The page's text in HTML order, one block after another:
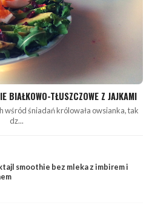
BIAŁKOWO-TŁUSZCZOWE Z JAJKAMI
wśród śniadań królowała owsianka, tak
dz...
smoothie bez mleka z imbirem i